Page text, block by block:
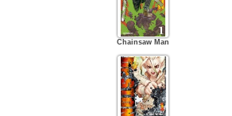
Chainsaw Man